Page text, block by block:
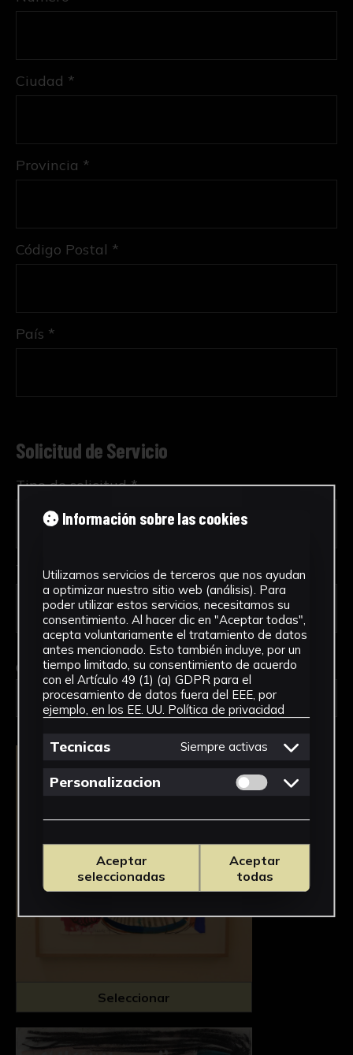
Ciudad *
Provincia *
Código Postal *
País *
Solicitud de Servicio
Tipo de solicitud *
Tipo de uso *
Obra en la que está interesado/a*
2405/Ruidos VI
Seleccionar
Información sobre las cookies
Utilizamos servicios de terceros que nos ayudan
a optimizar nuestro sitio web (análisis). Para
poder utilizar estos servicios, necesitamos su
consentimiento. Al hacer clic en "Aceptar todas",
acepta voluntariamente el tratamiento de datos
antes mencionado. Esto también incluye, por un
tiempo limitado, su consentimiento de acuerdo
con el Artículo 49 (1) (a) GDPR para el
procesamiento de datos fuera del EEE, por
ejemplo, en los EE. UU. Política de privacidad
Tecnicas Siempre activas
Personalizacion Permitir cookies
Aceptar
seleccionadas
Aceptar
todas